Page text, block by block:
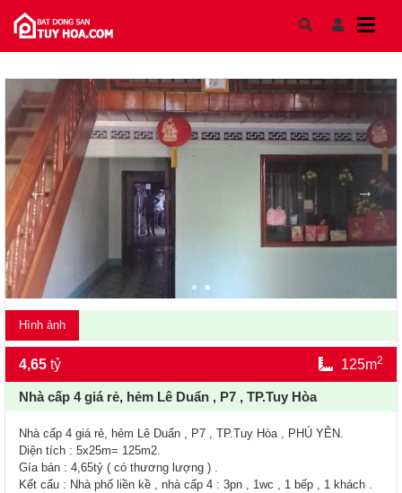
Hình ảnh
4,65 tỷ 125m2
Nhà cấp 4 giá rẻ, hẻm Lê Duẩn , P7 , TP.Tuy Hòa
Nhà cấp 4 giá rẻ, hẻm Lê Duẩn , P7 , TP.Tuy Hòa , PHÚ YÊN.
Diện tích : 5x25m= 125m2.
Gía bán : 4,65tỷ ( có thương lượng ) .
Kết cấu : Nhà phố liền kề , nhà cấp 4 : 3pn , 1wc , 1 bếp , 1 khách .